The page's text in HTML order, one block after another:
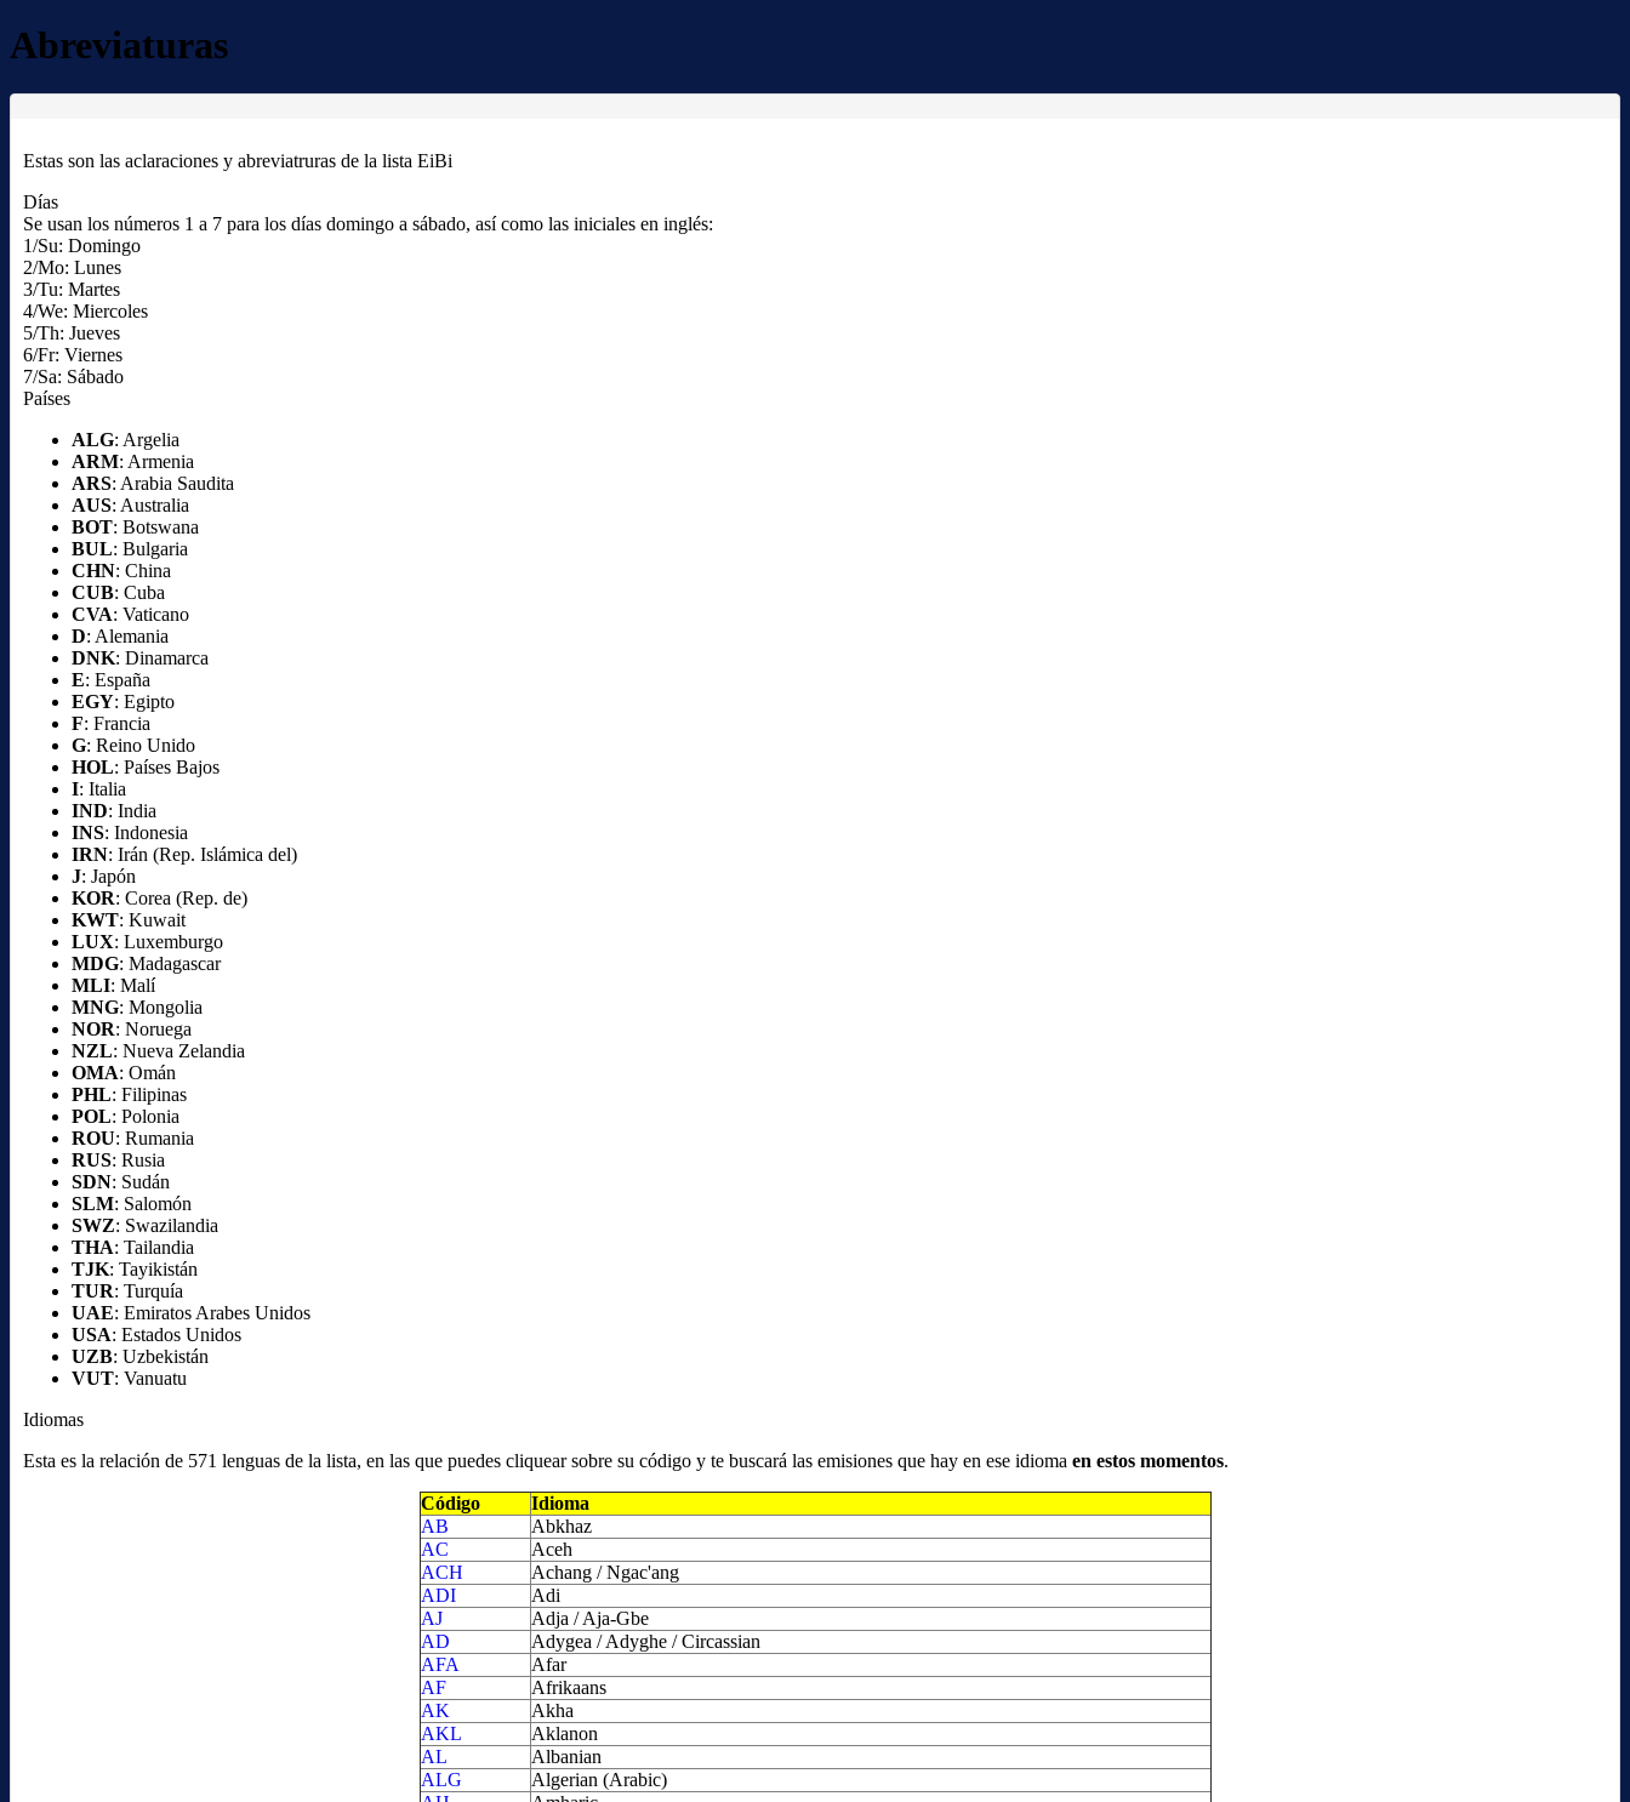
Abreviaturas
Estas son las aclaraciones y abreviatruras de la lista EiBi
Días
Se usan los números 1 a 7 para los días domingo a sábado, así como las iniciales en inglés:
1/Su: Domingo
2/Mo: Lunes
3/Tu: Martes
4/We: Miercoles
5/Th: Jueves
6/Fr: Viernes
7/Sa: Sábado
Países
ALG: Argelia
ARM: Armenia
ARS: Arabia Saudita
AUS: Australia
BOT: Botswana
BUL: Bulgaria
CHN: China
CUB: Cuba
CVA: Vaticano
D: Alemania
DNK: Dinamarca
E: España
EGY: Egipto
F: Francia
G: Reino Unido
HOL: Países Bajos
I: Italia
IND: India
INS: Indonesia
IRN: Irán (Rep. Islámica del)
J: Japón
KOR: Corea (Rep. de)
KWT: Kuwait
LUX: Luxemburgo
MDG: Madagascar
MLI: Malí
MNG: Mongolia
NOR: Noruega
NZL: Nueva Zelandia
OMA: Omán
PHL: Filipinas
POL: Polonia
ROU: Rumania
RUS: Rusia
SDN: Sudán
SLM: Salomón
SWZ: Swazilandia
THA: Tailandia
TJK: Tayikistán
TUR: Turquía
UAE: Emiratos Arabes Unidos
USA: Estados Unidos
UZB: Uzbekistán
VUT: Vanuatu
Idiomas
Esta es la relación de 571 lenguas de la lista, en las que puedes cliquear sobre su código y te buscará las emisiones que hay en ese idioma en estos momentos.
Código
Idioma
AB
Abkhaz
AC
Aceh
ACH
Achang / Ngac'ang
ADI
Adi
AJ
Adja / Aja-Gbe
AD
Adygea / Adyghe / Circassian
AFA
Afar
AF
Afrikaans
AK
Akha
AKL
Aklanon
AL
Albanian
ALG
Algerian (Arabic)